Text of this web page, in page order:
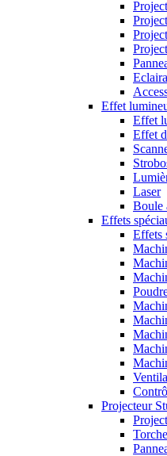
Effet
Effet
Effet
Laser
Boule
Effets
Effets
Projecteur